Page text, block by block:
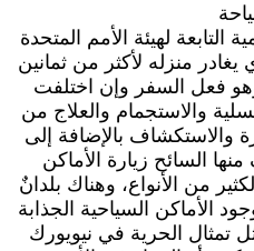
لهيئة الأمم المتحدة
منزله لأكثر من ثمانين
فعل السفر وإن اختلفت
والاستجمام والعلاج من
والاستكشاف بالإضافة إلى
السائح زيارة الأماكن
من الأنواع، وهناك بلدانٌ
الأماكن السياحية الجذابة
تمثال الحرية في نيويورك